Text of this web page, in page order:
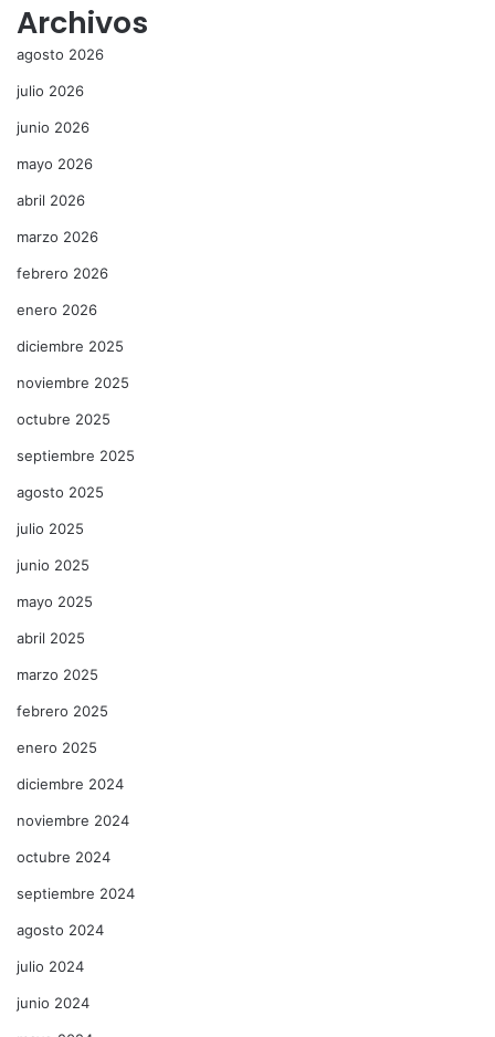
Archivos
agosto 2026
julio 2026
junio 2026
mayo 2026
abril 2026
marzo 2026
febrero 2026
enero 2026
diciembre 2025
noviembre 2025
octubre 2025
septiembre 2025
agosto 2025
julio 2025
junio 2025
mayo 2025
abril 2025
marzo 2025
febrero 2025
enero 2025
diciembre 2024
noviembre 2024
octubre 2024
septiembre 2024
agosto 2024
julio 2024
junio 2024